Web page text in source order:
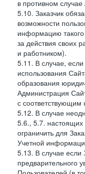
в противном
5.10. Заказчик
возможности
информацию такого
за действия своих
и работником).
5.11. В случае,
использования
образования
Администрация
с
5.12. В случае
5.6., 5.7. настоящих
ограничить для
Учетной
5.13. В случае если
предварительного